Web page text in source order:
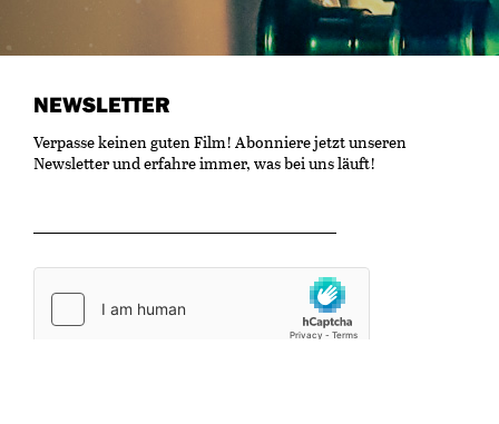
NEWSLETTER
Verpasse keinen guten Film! Abonniere jetzt unseren
Newsletter und erfahre immer, was bei uns läuft!